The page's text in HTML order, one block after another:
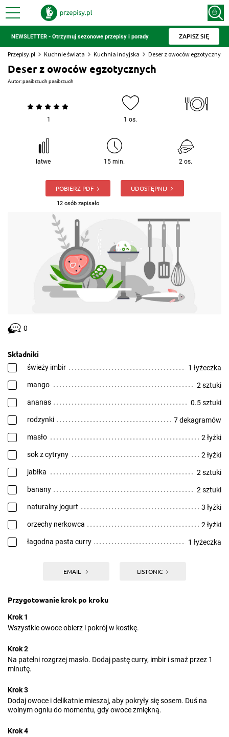
NEWSLETTER - Otrzymuj sezonowe przepisy i porady ZAPISZ SIĘ
Przepisy.pl Kuchnie świata Kuchnia indyjska Deser z owoców egzotycznych
Deser z owoców egzotycznych
Autor:pasibrzuch pasibrzuch
1 1 os.
łatwe 15 min. 2 os.
POBIERZ PDF
12 osób zapisało
UDOSTĘPNIJ
0
Składniki
świeży imbir 1 łyżeczka
mango 2 sztuki
ananas 0.5 sztuki
rodzynki 7 dekagramów
masło 2 łyżki
sok z cytryny 2 łyżki
jabłka 2 sztuki
banany 2 sztuki
naturalny jogurt 3 łyżki
orzechy nerkowca 2 łyżki
łagodna pasta curry 1 łyżeczka
EMAIL LISTONIC
Przygotowanie krok po kroku
Krok 1
Wszystkie owoce obierz i pokrój w kostkę.
Krok 2
Na patelni rozgrzej masło. Dodaj pastę curry, imbir i smaż przez 1
minutę.
Krok 3
Dodaj owoce i delikatnie mieszaj, aby pokryły się sosem. Duś na
wolnym ogniu do momentu, gdy owoce zmiękną.
Krok 4